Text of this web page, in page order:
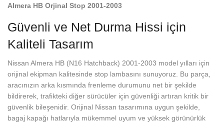
Almera HB Orjinal Stop 2001-2003
Güvenli ve Net Durma Hissi için
Kaliteli Tasarım
Nissan Almera HB (N16 Hatchback) 2001-2003 model yılları için
orijinal ekipman kalitesinde stop lambasını sunuyoruz. Bu parça,
aracınızın arka kısmında frenleme durumunu net bir şekilde
bildirerek, trafikteki diğer sürücüler için güvenliği artıran kritik bir
güvenlik bileşenidir. Orijinal Nissan tasarımına uygun şekilde,
bagaj kapağı hatlarıyla mükemmel uyum ve yüksek görünürlük